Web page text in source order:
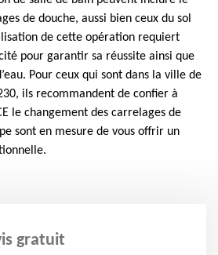
de douche, aussi bien ceux du sol
de cette opération requiert
pour garantir sa réussite ainsi que
Pour ceux qui sont dans la ville de
ils recommandent de confier à
le changement des carrelages de
sont en mesure de vous offrir un
gratuit